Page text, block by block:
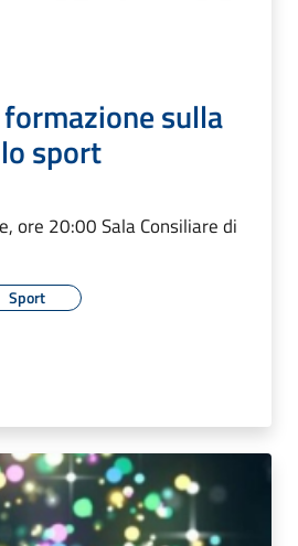
sulla
sport
ore 20:00 Sala Consiliare di
Sport